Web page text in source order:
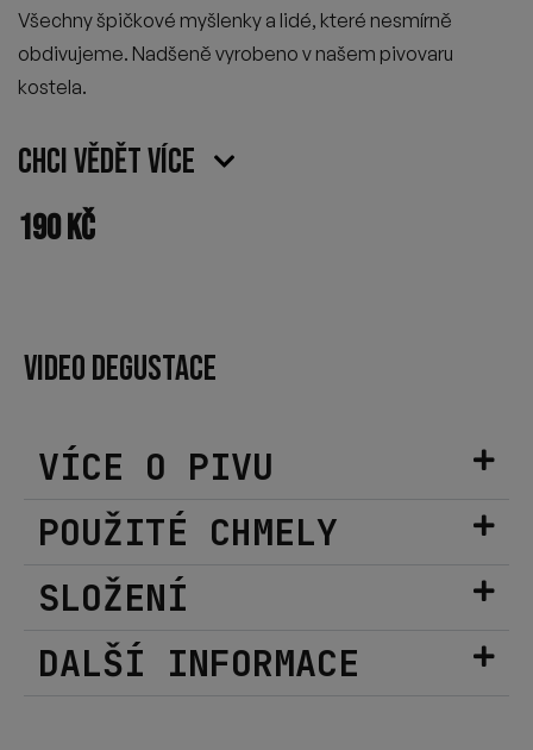
Všechny špičkové myšlenky a lidé, které nesmírně
obdivujeme. Nadšeně vyrobeno v našem pivovaru
kostela.
Chci vědět více
190Kč
VÍCE O PIVU
POUŽITÉ CHMELY
SLOŽENÍ
DALŠÍ INFORMACE
VIDEO DEGUSTACE